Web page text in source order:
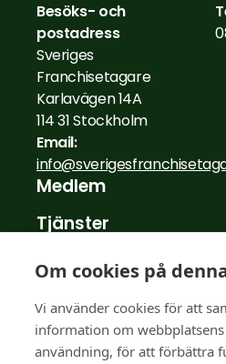
Om cookies på
Vi använder cookies för att
information om
användning, för att förbättra
Besöks- och
postadress
Sveriges
Franchisetagare
Karlavägen 14A
114 31 Stockholm
Email:
Medlem
Tjänster
Nyheter
Medlemsberättelser
För franchisegivare